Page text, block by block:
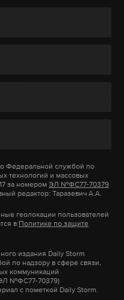
было его
<...>
сможет ее
с Daily Storm
так оперативно
как это делал его
принявший
Федеральной службой по
технологий и массовых
за номером ЭЛ №ФС77-70379
редактор: Таразевич А.А.
геолокации пользователей
в Политике по защите
издания Daily Storm
по надзору в сфере связи,
коммуникаций
ЭЛ №ФС77-70379)
с пометкой Daily Storm.